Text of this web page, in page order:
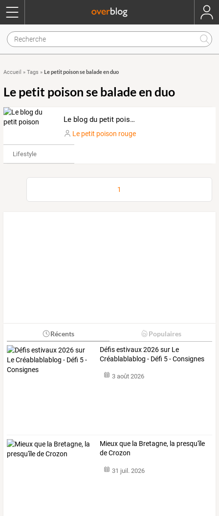
Accueil » Tags » Le petit poison se balade en duo
Le petit poison se balade en duo
Le blog du petit poison
Le petit poison rouge
Lifestyle
1
Récents Populaires
Défis estivaux 2026 sur Le
Créablablablog - Défi 5 - Consignes
3 août 2026
Mieux que la Bretagne, la presqu'île
de Crozon
31 juil. 2026